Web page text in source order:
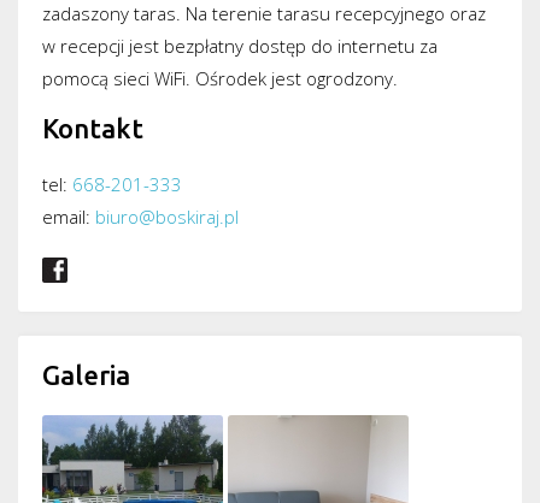
zadaszony taras. Na terenie tarasu recepcyjnego oraz
w recepcji jest bezpłatny dostęp do internetu za
pomocą sieci WiFi. Ośrodek jest ogrodzony.
Kontakt
tel: 668-201-333
email: biuro@boskiraj.pl
Galeria